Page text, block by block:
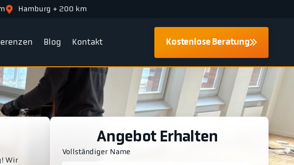
Hamburg + 200 km
Blog Kontakt Kostenlose Beratung
Wir
Angebot Erhalten
Vollständiger Name